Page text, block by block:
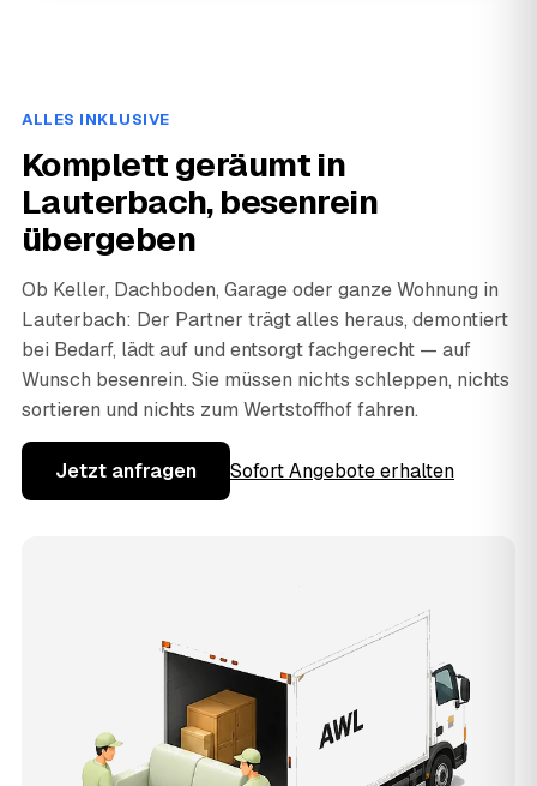
ALLES INKLUSIVE
Komplett geräumt in
Lauterbach, besenrein
übergeben
Ob Keller, Dachboden, Garage oder ganze Wohnung in
Lauterbach: Der Partner trägt alles heraus, demontiert
bei Bedarf, lädt auf und entsorgt fachgerecht — auf
Wunsch besenrein. Sie müssen nichts schleppen, nichts
sortieren und nichts zum Wertstoffhof fahren.
Jetzt anfragen Sofort Angebote erhalten